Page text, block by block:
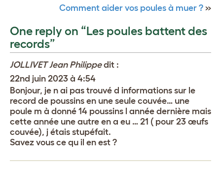
Comment aider vos poules à muer ? »
One reply on “Les poules battent des
records”
JOLLIVET Jean Philippe dit :
22nd juin 2023 à 4:54
Bonjour, je n ai pas trouvé d informations sur le
record de poussins en une seule couvée… une
poule m à donné 14 poussins l année dernière mais
cette année une autre en a eu … 21 ( pour 23 œufs
couvée), j étais stupéfait.
Savez vous ce qu il en est ?